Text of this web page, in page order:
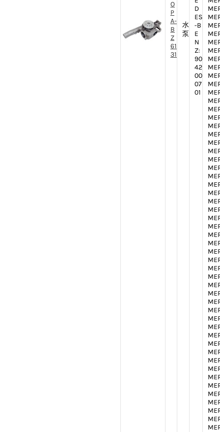
O
P
A-
B
Z
61
31
水
泵
D
ES
-B
E
N
Z:
90
42
00
07
01